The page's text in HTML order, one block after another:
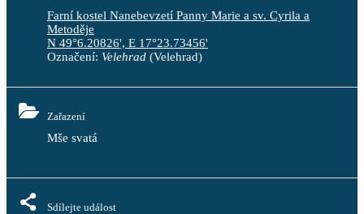
Farní kostel Nanebevzetí Panny Marie a sv. Cyrila a
Metoděje
N 49°6.20826', E 17°23.73456'
Označení: Velehrad (Velehrad)
Zařazení
Mše svatá
Sdílejte událost